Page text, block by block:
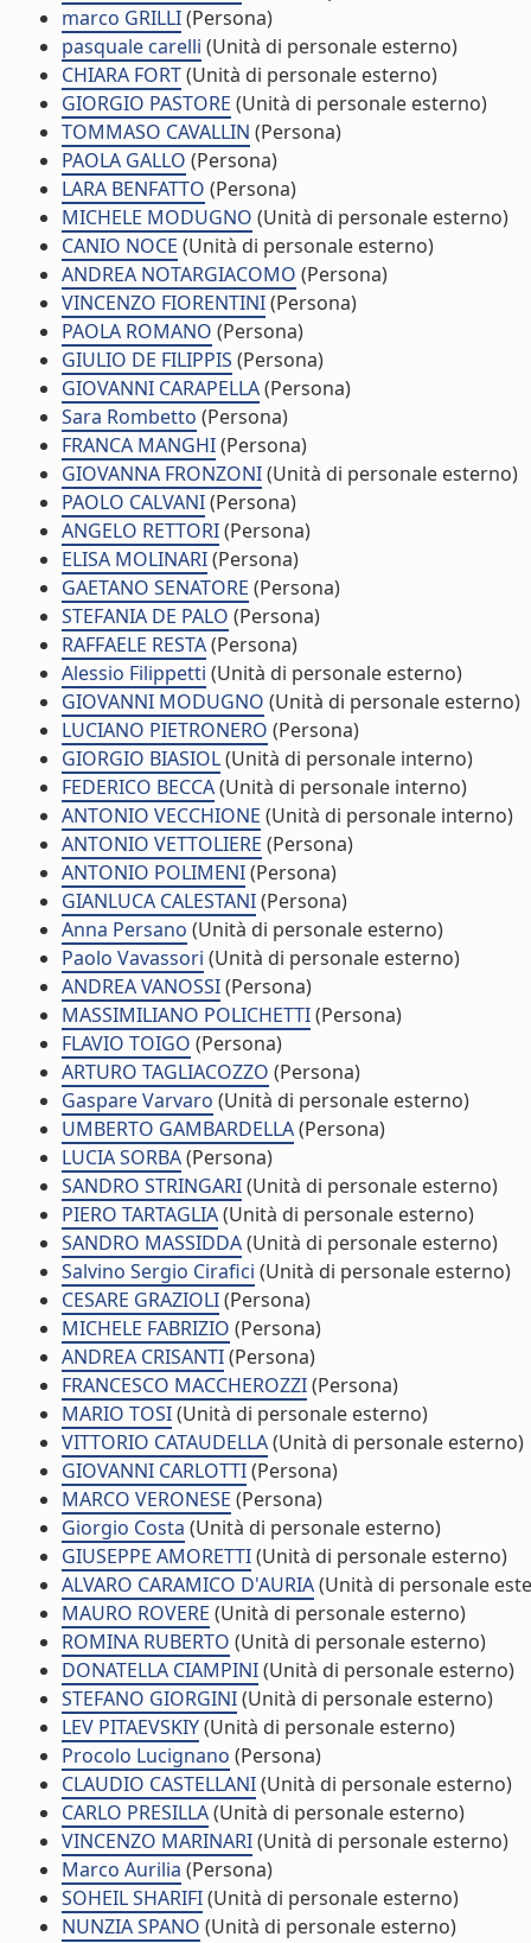
marco GRILLI(Persona)
pasquale carelli (Unità di personale esterno)
CHIARA FORT(Unità di personale esterno)
GIORGIO PASTORE (Unità di personale esterno)
TOMMASO CAVALLIN (Persona)
PAOLA GALLO (Persona)
LARA BENFATTO (Persona)
MICHELE MODUGNO (Unità di personale esterno)
CANIO NOCE (Unità di personale esterno)
ANDREA NOTARGIACOMO (Persona)
VINCENZO FIORENTINI(Persona)
PAOLA ROMANO (Persona)
GIULIO DE FILIPPIS (Persona)
GIOVANNI CARAPELLA(Persona)
Sara Rombetto (Persona)
FRANCA MANGHI(Persona)
GIOVANNA FRONZONI(Unità di personale esterno)
PAOLO CALVANI(Persona)
ANGELO RETTORI(Persona)
ELISA MOLINARI(Persona)
GAETANO SENATORE (Persona)
STEFANIA DE PALO (Persona)
RAFFAELE RESTA(Persona)
Alessio Filippetti (Unità di personale esterno)
GIOVANNI MODUGNO (Unità di personale esterno)
LUCIANO PIETRONERO (Persona)
GIORGIO BIASIOL(Unità di personale interno)
FEDERICO BECCA(Unità di personale interno)
ANTONIO VECCHIONE (Unità di personale interno)
ANTONIO VETTOLIERE (Persona)
ANTONIO POLIMENI(Persona)
GIANLUCA CALESTANI(Persona)
Anna Persano (Unità di personale esterno)
Paolo Vavassori (Unità di personale esterno)
ANDREA VANOSSI(Persona)
MASSIMILIANO POLICHETTI(Persona)
FLAVIO TOIGO (Persona)
ARTURO TAGLIACOZZO (Persona)
Gaspare Varvaro (Unità di personale esterno)
UMBERTO GAMBARDELLA(Persona)
LUCIA SORBA(Persona)
SANDRO STRINGARI(Unità di personale esterno)
PIERO TARTAGLIA(Unità di personale esterno)
SANDRO MASSIDDA(Unità di personale esterno)
Salvino Sergio Cirafici (Unità di personale esterno)
CESARE GRAZIOLI(Persona)
MICHELE FABRIZIO (Persona)
ANDREA CRISANTI(Persona)
FRANCESCO MACCHEROZZI(Persona)
MARIO TOSI(Unità di personale esterno)
VITTORIO CATAUDELLA(Unità di personale esterno)
GIOVANNI CARLOTTI(Persona)
MARCO VERONESE (Persona)
Giorgio Costa (Unità di personale esterno)
GIUSEPPE AMORETTI(Unità di personale esterno)
ALVARO CARAMICO D'AURIA(Unità di personale
MAURO ROVERE (Unità di personale esterno)
ROMINA RUBERTO (Unità di personale esterno)
DONATELLA CIAMPINI(Unità di personale esterno)
STEFANO GIORGINI(Unità di personale esterno)
LEV PITAEVSKIY(Unità di personale esterno)
Procolo Lucignano (Persona)
CLAUDIO CASTELLANI(Unità di personale esterno)
CARLO PRESILLA(Unità di personale esterno)
VINCENZO MARINARI(Unità di personale esterno)
Marco Aurilia (Persona)
SOHEIL SHARIFI(Unità di personale esterno)
NUNZIA SPANO (Unità di personale esterno)